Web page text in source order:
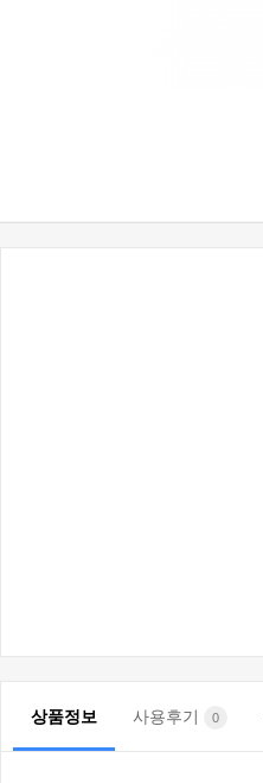
상품정보 사용후기 0